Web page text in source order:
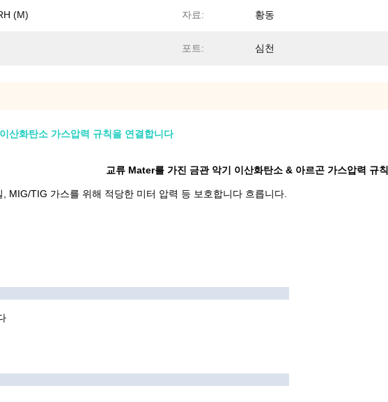
(M) 자료: 황동
포트: 심천
산화탄소 가스압력 규칙을 연결합니다
교류 Mater를 가진 금관 악기 이산화탄소 & 아르곤 가스압력 규칙
MIG/TIG 가스를 위해 적당한 미터 압력 등 보호합니다 흐릅니다.